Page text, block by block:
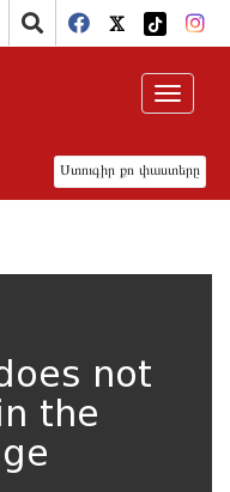
Ստուգիր քո փաստերը
Toggle
not
the